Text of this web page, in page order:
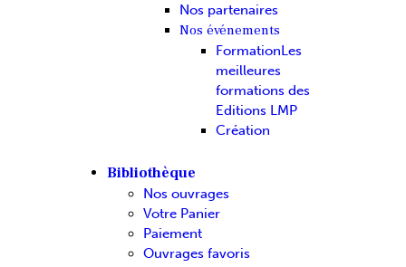
Nos partenaires
Nos événements
FormationLes
meilleures
formations des
Editions LMP
Création
Bibliothèque
Nos ouvrages
Votre Panier
Paiement
Ouvrages favoris